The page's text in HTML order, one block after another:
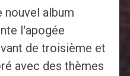
nouvel album
l'apogée
de troisième et
avec des thèmes